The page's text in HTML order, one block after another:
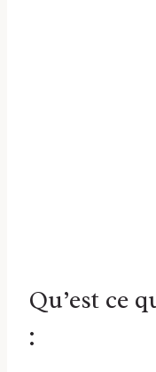
Qu’est ce
: